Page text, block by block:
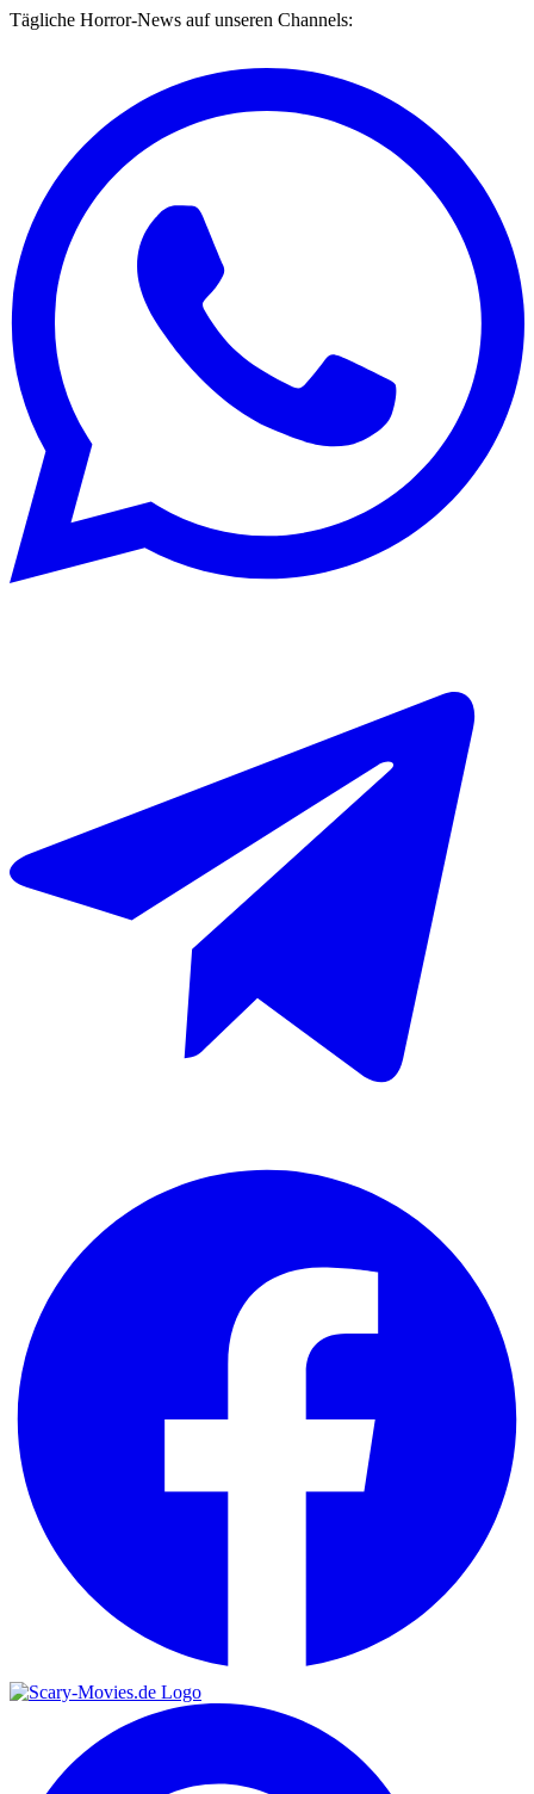
Tägliche Horror-News auf unseren Channels: